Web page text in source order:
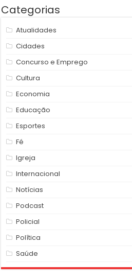
Categorias
Atualidades
Cidades
Concurso e Emprego
Cultura
Economia
Educação
Esportes
Fé
Igreja
Internacional
Notícias
Podcast
Policial
Política
Saúde